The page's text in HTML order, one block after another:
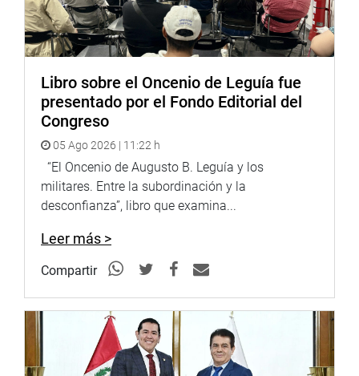
Libro sobre el Oncenio de Leguía fue
presentado por el Fondo Editorial del
Congreso
05 Ago 2026 | 11:22 h
“El Oncenio de Augusto B. Leguía y los
militares. Entre la subordinación y la
desconfianza”, libro que examina...
Leer más >
Compartir